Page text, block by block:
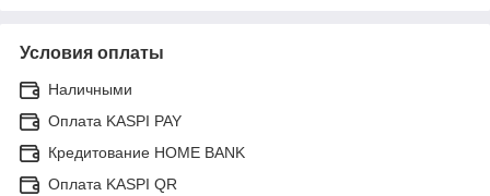
Условия оплаты
Наличными
Оплата KASPI PAY
Кредитование HOME BANK
Оплата KASPI QR